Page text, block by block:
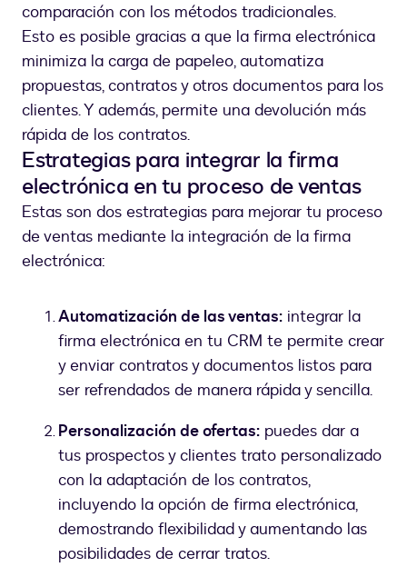
comparación con los métodos tradicionales.
Esto es posible gracias a que la firma electrónica
minimiza la carga de papeleo, automatiza
propuestas, contratos y otros documentos para los
clientes. Y además, permite una devolución más
rápida de los contratos.
Estrategias para integrar la firma
electrónica en tu proceso de ventas
Estas son dos estrategias para mejorar tu proceso
de ventas mediante la integración de la firma
electrónica:
Automatización de las ventas: integrar la
firma electrónica en tu CRM te permite crear
y enviar contratos y documentos listos para
ser refrendados de manera rápida y sencilla.
Personalización de ofertas: puedes dar a
tus prospectos y clientes trato personalizado
con la adaptación de los contratos,
incluyendo la opción de firma electrónica,
demostrando flexibilidad y aumentando las
posibilidades de cerrar tratos.